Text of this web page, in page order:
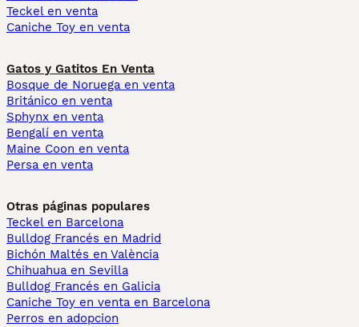
Teckel en venta
Caniche Toy en venta
Gatos y Gatitos En Venta
Bosque de Noruega en venta
Británico en venta
Sphynx en venta
Bengalí en venta
Maine Coon en venta
Persa en venta
Otras páginas populares
Teckel en Barcelona
Bulldog Francés en Madrid
Bichón Maltés en València
Chihuahua en Sevilla
Bulldog Francés en Galicia
Caniche Toy en venta en Barcelona
Perros en adopcion